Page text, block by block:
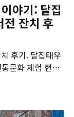
야기: 달집
전 잔치 후
후기. 달집태우
문화 체험 현장